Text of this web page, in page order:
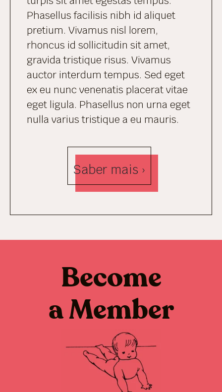
Phasellus facilisis nibh id aliquet
pretium. Vivamus nisl lorem,
rhoncus id sollicitudin sit amet,
gravida tristique risus. Vivamus
auctor interdum tempus. Sed eget
ex eu nunc venenatis placerat vitae
eget ligula. Phasellus non urna eget
nulla varius tristique a eu mauris.
Saber mais ›
Become
a Member